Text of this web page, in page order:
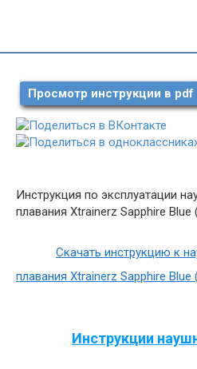
Просмотр инструкции в pdf
Инструкция по эксплуатации
плавания Xtrainerz Sapphire Blue
Скачать инструкцию к
плавания Xtrainerz Sapphire Blue
Инструкции